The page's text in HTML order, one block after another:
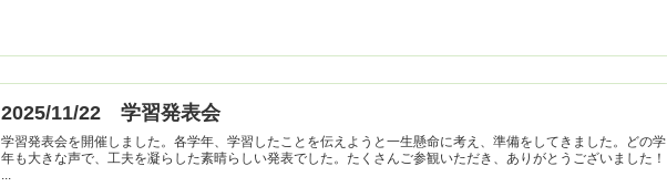
2025/11/22 学習発表会
学習発表会を開催しました。各学年、学習したことを伝えようと一生懸命に考え、準備をしてきました。どの学
年も大きな声で、工夫を凝らした素晴らしい発表でした。たくさんご参観いただき、ありがとうございました！